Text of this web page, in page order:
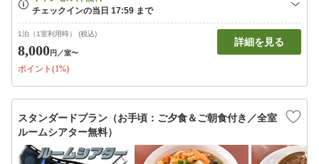
1泊（1室利用時） (税込)
8,000円 ／室〜
ポイント(1%)
詳細を見る
スタンダードプラン（お手頃：ご夕食＆ご朝食付き／全室
ルームシアター無料）